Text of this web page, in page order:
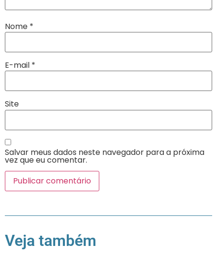
Nome *
E-mail *
Site
Salvar meus dados neste navegador para a próxima
vez que eu comentar.
Veja também